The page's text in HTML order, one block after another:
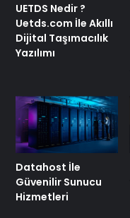
UETDS Nedir ?
Uetds.com İle Akıllı
Dijital Taşımacılık
Yazılımı
Datahost İle
Güvenilir Sunucu
Hizmetleri